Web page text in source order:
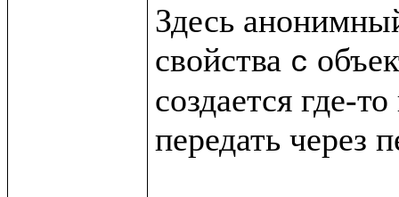
Здесь
свойства c
создается где-
передать через